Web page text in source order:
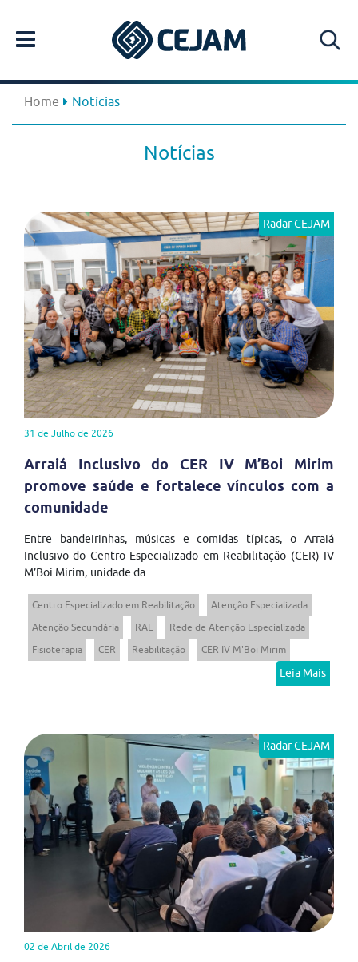
Home Notícias
Notícias
Radar CEJAM
31 de Julho de 2026
Arraiá Inclusivo do CER IV M’Boi Mirim
promove saúde e fortalece vínculos com a
comunidade
Entre bandeirinhas, músicas e comidas típicas, o Arraiá
Inclusivo do Centro Especializado em Reabilitação (CER) IV
M’Boi Mirim, unidade da...
Centro Especializado em Reabilitação
Atenção Especializada
Atenção Secundária
RAE
Rede de Atenção Especializada
Fisioterapia
CER Reabilitação CER IV M'Boi Mirim
Leia Mais
Radar CEJAM
02 de Abril de 2026